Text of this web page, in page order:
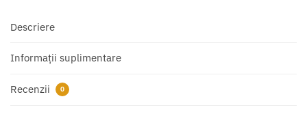
Descriere
Informații suplimentare
Recenzii 0